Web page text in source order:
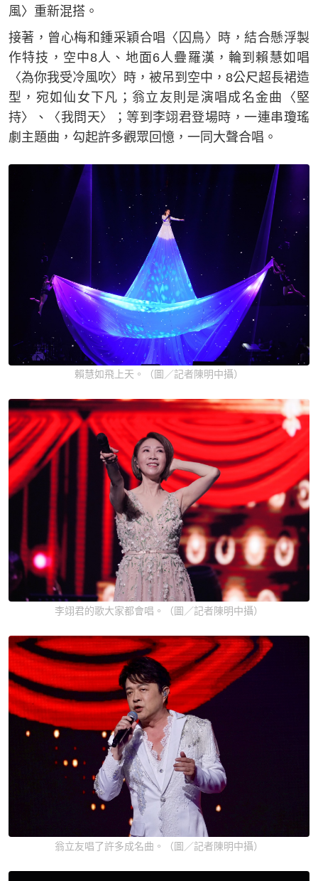
風〉重新混搭。
接著，曾心梅和鍾采穎合唱〈囚鳥〉時，結合懸浮製
作特技，空中8人、地面6人疊羅漢，輪到賴慧如唱
〈為你我受冷風吹〉時，被吊到空中，8公尺超長裙造
型，宛如仙女下凡；翁立友則是演唱成名金曲〈堅
持〉、〈我問天〉；等到李翊君登場時，一連串瓊瑤
劇主題曲，勾起許多觀眾回憶，一同大聲合唱。
賴慧如飛上天。（圖／記者陳明中攝）
李翊君的歌大家都會唱。（圖／記者陳明中攝）
翁立友唱了許多成名曲。（圖／記者陳明中攝）